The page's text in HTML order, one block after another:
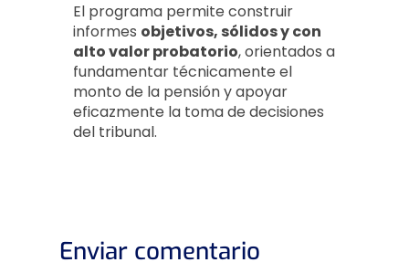
El programa permite construir
informes objetivos, sólidos y con
alto valor probatorio, orientados a
fundamentar técnicamente el
monto de la pensión y apoyar
eficazmente la toma de decisiones
del tribunal.
Enviar comentario